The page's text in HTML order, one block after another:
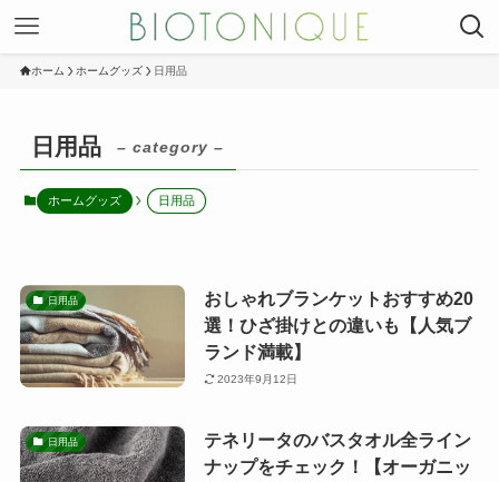
ホーム ホームグッズ 日用品
日用品 – category –
ホームグッズ 日用品
日用品
おしゃれブランケットおすすめ20
選！ひざ掛けとの違いも【人気ブ
ランド満載】
2023年9月12日
日用品
テネリータのバスタオル全ライン
ナップをチェック！【オーガニッ